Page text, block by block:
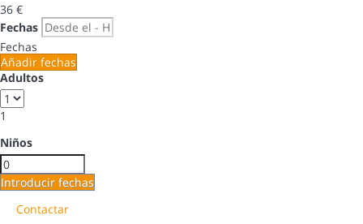
36 €
Fechas
Fechas
Añadir fechas
Adultos
1
Niños
Introducir fechas
Contactar